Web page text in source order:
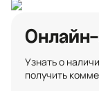
Узнать о
получить